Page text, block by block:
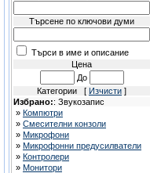
Търсене по ключови думи
Търси в име и описание
Цена
До
Категории [ Изчисти ]
Избрано:: Звукозапис
» Компютри
» Смесителни конзоли
» Микрофони
» Микрофонни предусилватели
» Контролери
» Монитори